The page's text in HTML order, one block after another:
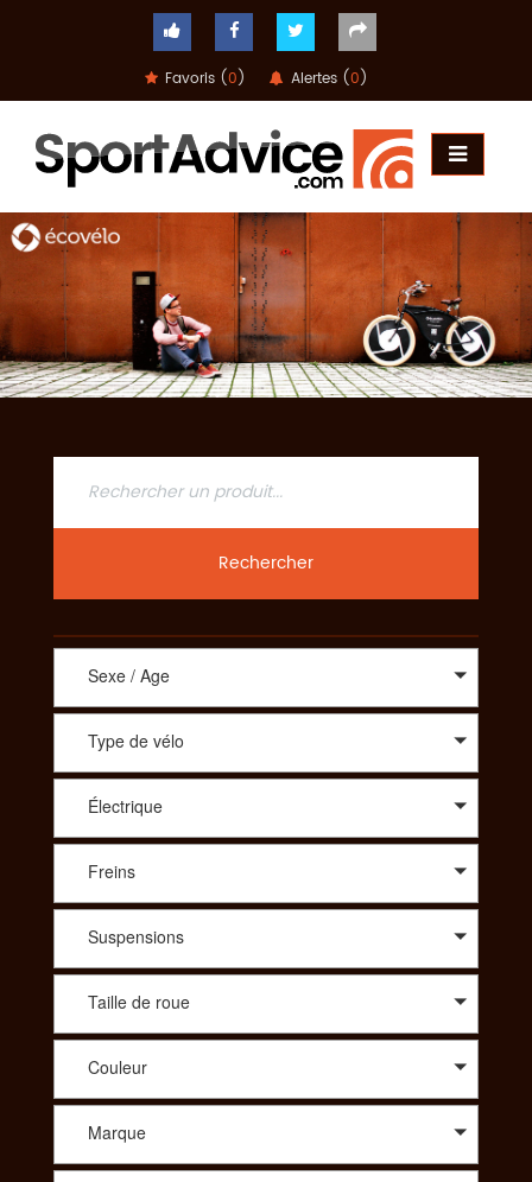
Favoris (0) Alertes (0)
COMPARATEUR
CONSEILS
QUESTIONS
-
RÉPONSES
CONTACT
Rechercher
Sexe / Age
Type de vélo
Électrique
Freins
Suspensions
Taille de roue
Couleur
Marque